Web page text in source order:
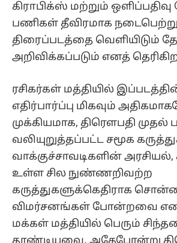
கிராபிக்ஸ் மற்றும்
பணிகள் தீவிரமாக
திரைப்படத்தை வெளியிடும்
அறிவிக்கப்படும் எனத்
ரசிகர்கள் மத்தியில்
எதிர்பார்ப்பு மிகவும்
முக்கியமாக, திரௌபதி முதல்
வலியுறுத்தப்பட்ட சமூக
வாக்குச்சாவடிகளின் அரசியல்,
உள்ள சில நுண்ணறிவற்ற
கருத்துகளுக்கெதிராக
விமர்சனங்கள் போன்றவை
மக்கள் மத்தியில் பெரும்